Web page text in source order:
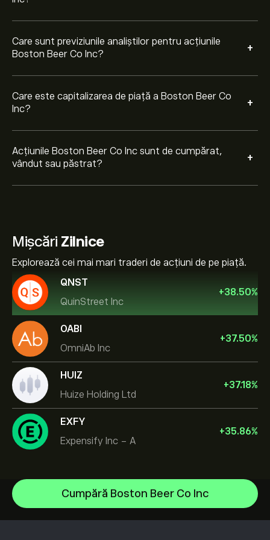
Care sunt previziunile analiștilor pentru acțiunile
Boston Beer Co Inc?
+
Care este capitalizarea de piață a Boston Beer Co
Inc?
+
Acțiunile Boston Beer Co Inc sunt de cumpărat,
vândut sau păstrat?
+
Mișcări Zilnice
Explorează cei mai mari traderi de acțiuni de pe piață.
QNST
QuinStreet Inc
+38.50%
OABI
OmniAb Inc
+37.50%
HUIZ
Huize Holding Ltd
+37.18%
EXFY
Expensify Inc - A
+35.86%
Cumpără Boston Beer Co Inc
NVIDIA Corporation
Amazon.com Inc